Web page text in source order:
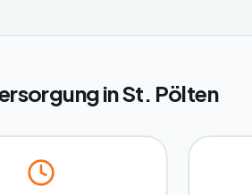
in St. Pölten